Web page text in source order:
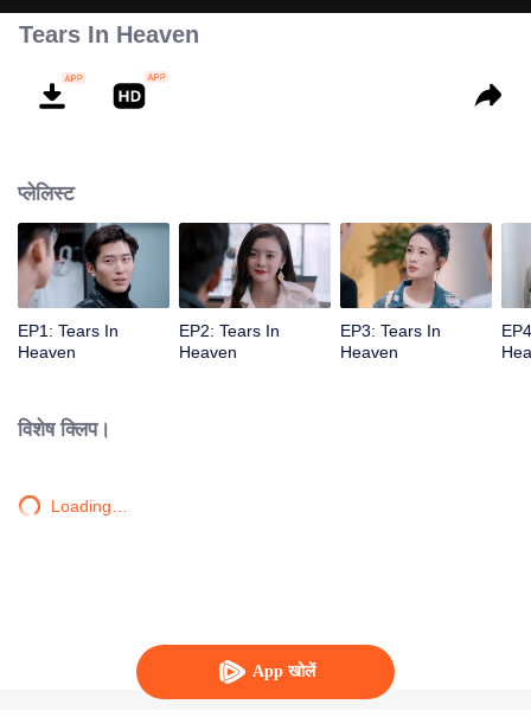
App खोलें
Tears In Heaven
प्लेलिस्ट
EP1: Tears In
Heaven
EP2: Tears In
Heaven
EP3: Tears In
Heaven
विशेष क्लिप।
Loading…